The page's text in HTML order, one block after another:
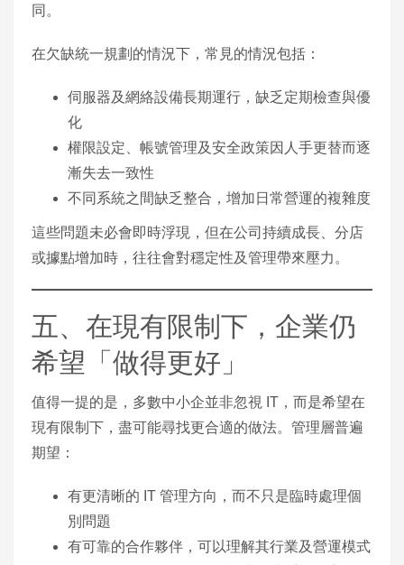
同。
在欠缺統一規劃的情況下，常見的情況包括：
伺服器及網絡設備長期運行，缺乏定期檢查與優
化
權限設定、帳號管理及安全政策因人手更替而逐
漸失去一致性
不同系統之間缺乏整合，增加日常營運的複雜度
這些問題未必會即時浮現，但在公司持續成長、分店
或據點增加時，往往會對穩定性及管理帶來壓力。
五、在現有限制下，企業仍
希望「做得更好」
值得一提的是，多數中小企並非忽視 IT，而是希望在
現有限制下，盡可能尋找更合適的做法。管理層普遍
期望：
有更清晰的 IT 管理方向，而不只是臨時處理個
別問題
有可靠的合作夥伴，可以理解其行業及營運模式